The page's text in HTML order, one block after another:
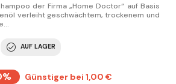
der Firma „Home Doctor“ auf Basis
verleiht geschwächtem, trockenem und
AUF LAGER
Günstiger bei 1,00 €